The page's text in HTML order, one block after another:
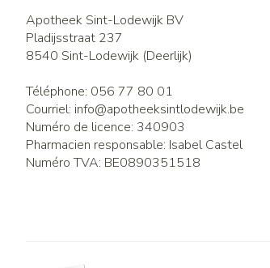
Apotheek Sint-Lodewijk BV
Pladijsstraat 237
8540 Sint-Lodewijk (Deerlijk)
Téléphone: 056 77 80 01
Courriel: info@apotheeksintlodewijk.be
Numéro de licence: 340903
Pharmacien responsable: Isabel Castel
Numéro TVA: BE0890351518